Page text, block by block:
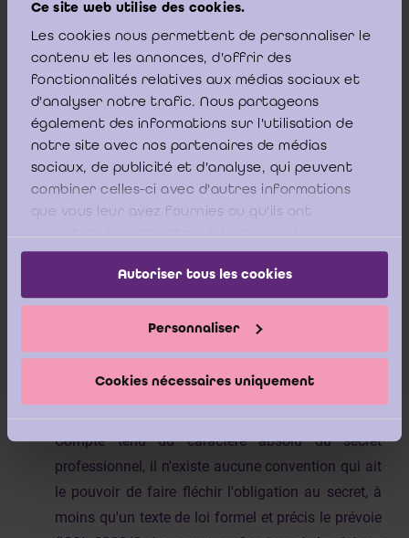
Ce site web utilise des cookies.
Les cookies nous permettent de personnaliser le
contenu et les annonces, d'offrir des
fonctionnalités relatives aux médias sociaux et
d'analyser notre trafic. Nous partageons
également des informations sur l'utilisation de
notre site avec nos partenaires de médias
sociaux, de publicité et d'analyse, qui peuvent
combiner celles-ci avec d'autres informations
que vous leur avez fournies ou qu'ils ont
services.
Autoriser tous les cookies
Personnaliser
Cookies nécessaires uniquement
A cet égard, il est précisé ce qui suit :
- l’administrateur a le droit de recevoir une réponse
aux questions qu’il pose lors d’une réunion du
conseil d’administration ;
- si le conseil d’administration pose au
commissaire un ensemble de questions ou lui
adresse des demandes de confirmation, ce dernier
que ces investigations fassent partie de sa
décider de lever le secret professionnel du
commissaire à l’égard des tiers non membres du
conseil d’administration ?
Compte tenu du caractère absolu du secret
professionnel, il n'existe aucune convention qui ait
le pouvoir de faire fléchir l'obligation au secret, à
moins qu'un texte de loi formel et précis le prévoie